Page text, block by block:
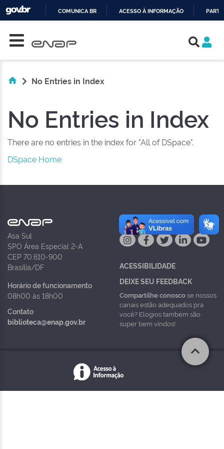
COMUNICA BR ACESSO À INFORMAÇÃO
No Entries in Index
No Entries in Index
There are no entries in the index for "All of DSpace".
DSpace Home
Asa Sul
SPO Área Especial 2-A
CEP 70.610-900
Brasília/DF
Horário de funcionamento
08h00 às 18h00
Contato
biblioteca@enap.gov.br
NAS REDES
ACESSIBILIDADE
DEIXE SEU FEEDBACK
Compartilhe conoscose nossos
canais estão adequados pra
você? Elogios também são
super bem vindos!